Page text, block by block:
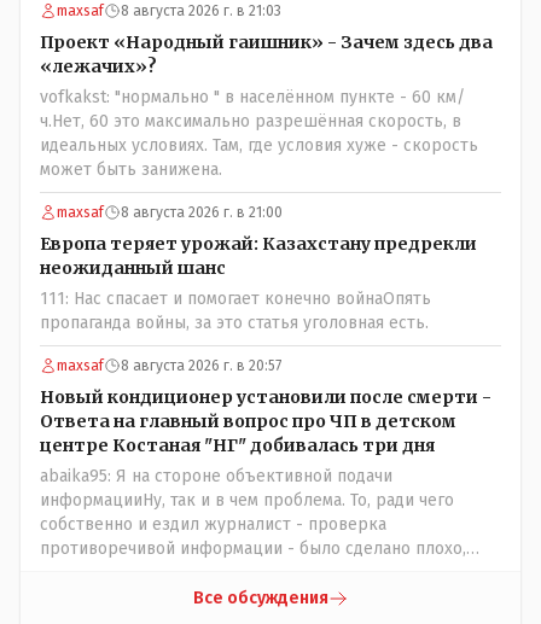
maxsaf 8 августа 2026 г. в 21:03
Проект «Народный гаишник» - Зачем здесь два
«лежачих»?
vofkakst: "нормально " в населённом пункте - 60 км/
ч.Нет, 60 это максимально разрешённая скорость, в
идеальных условиях. Там, где условия хуже - скорость
может быть занижена.
maxsaf 8 августа 2026 г. в 21:00
Европа теряет урожай: Казахстану предрекли
неожиданный шанс
111: Нас спасает и помогает конечно войнаОпять
пропаганда войны, за это статья уголовная есть.
maxsaf 8 августа 2026 г. в 20:57
Новый кондиционер установили после смерти -
Ответа на главный вопрос про ЧП в детском
центре Костаная "НГ" добивалась три дня
abaika95: Я на стороне объективной подачи
информацииНу, так и в чем проблема. То, ради чего
собственно и ездил журналист - проверка
противоречивой информации - было сделано плохо,
Все обсуждения